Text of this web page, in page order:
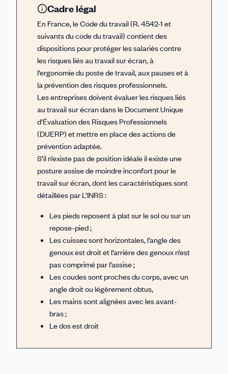
Cadre légal
En France, le Code du travail (R. 4542-1 et
suivants du code du travail) contient des
dispositions pour protéger les salariés contre
les risques liés au travail sur écran, à
l’ergonomie du poste de travail, aux pauses et à
la prévention des risques professionnels.
Les entreprises doivent évaluer les risques liés
au travail sur écran dans le Document Unique
d’Évaluation des Risques Professionnels
(DUERP) et mettre en place des actions de
prévention adaptée.
S’il n’existe pas de position idéale il existe une
posture assise de moindre inconfort pour le
travail sur écran, dont les caractéristiques sont
détaillées par L’INRS :
Les pieds reposent à plat sur le sol ou sur un
repose-pied ;
Les cuisses sont horizontales, l’angle des
genoux est droit et l’arrière des genoux n’est
pas comprimé par l’assise ;
Les coudes sont proches du corps, avec un
angle droit ou légèrement obtus,
Les mains sont alignées avec les avant-
bras ;
Le dos est droit